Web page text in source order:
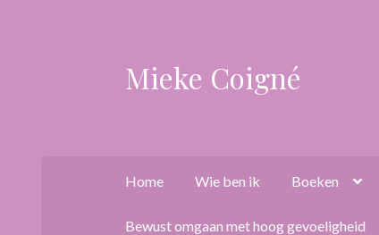
Ga
door
Ga
naar
Mieke Coigné
Home Wie ben ik Boeken
Bewust omgaan met hoog gevoeligheid